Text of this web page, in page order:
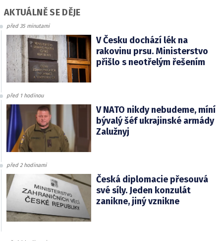
AKTUÁLNĚ SE DĚJE
před 35 minutami
V Česku dochází lék na
rakovinu prsu. Ministerstvo
přišlo s neotřelým řešením
před 1 hodinou
V NATO nikdy nebudeme, míní
bývalý šéf ukrajinské armády
Zalužnyj
před 2 hodinami
Česká diplomacie přesouvá
své síly. Jeden konzulát
zanikne, jiný vznikne